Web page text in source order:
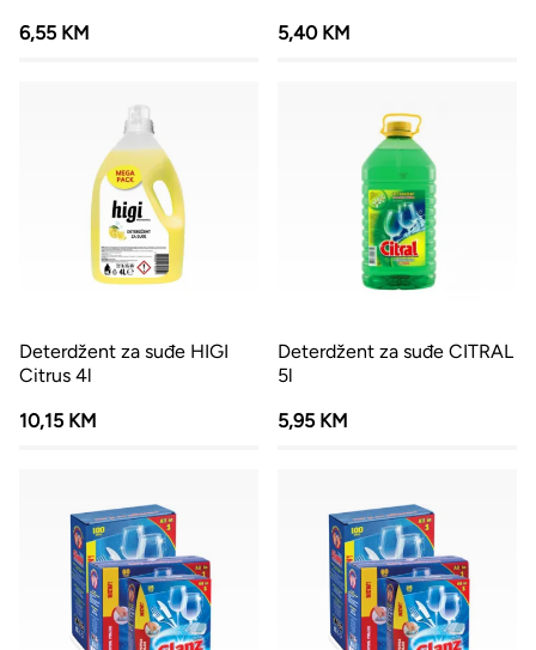
6,55 KM
5,40 KM
Deterdžent za suđe HIGI
Citrus 4l
10,15 KM
Deterdžent za suđe CITRAL
5l
5,95 KM